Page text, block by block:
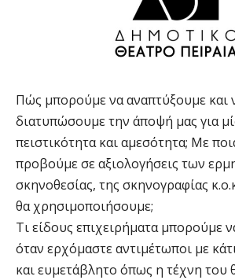
Πώς μπορούμε να αναπτύξουμε και
διατυπώσουμε την άποψή μας για
πειστικότητα και αμεσότητα; Με
προβούμε σε αξιολογήσεις των
σκηνοθεσίας, της σκηνογραφίας
θα χρησιμοποιήσουμε;
Τι είδους επιχειρήματα μπορούμε
όταν ερχόμαστε αντιμέτωποι με
και ευμετάβλητο όπως η τέχνη του